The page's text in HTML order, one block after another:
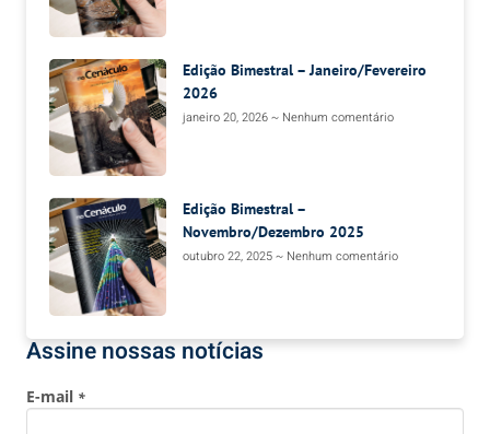
Edição Bimestral – Janeiro/Fevereiro
2026
janeiro 20, 2026 Nenhum comentário
Edição Bimestral –
Novembro/Dezembro 2025
outubro 22, 2025 Nenhum comentário
Assine nossas notícias